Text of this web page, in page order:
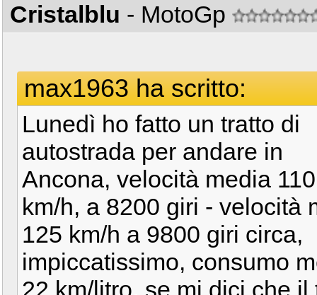
Cristalblu - MotoGp
max1963 ha scritto:
Lunedì ho fatto un tratto di
autostrada per andare in
Ancona, velocità media 110
km/h, a 8200 giri - velocità
125 km/h a 9800 giri circa,
impiccatissimo, consumo
22 km/litro, se mi dici che il